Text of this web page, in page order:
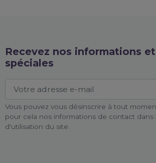
Recevez nos informations
spéciales
Vous pouvez vous désinscrire à tout
pour cela nos informations de contact dans
d'utilisation du site.